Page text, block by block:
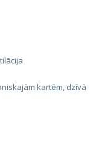
kartēm, dzīvā